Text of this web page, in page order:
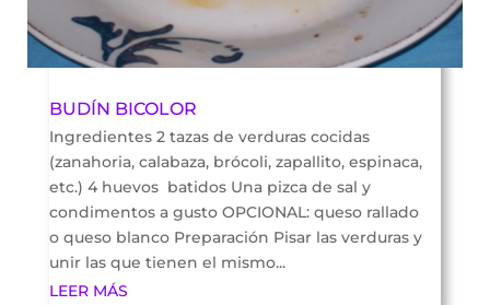
BUDÍN BICOLOR
Ingredientes 2 tazas de verduras cocidas
(zanahoria, calabaza, brócoli, zapallito, espinaca,
etc.) 4 huevos batidos Una pizca de sal y
condimentos a gusto OPCIONAL: queso rallado
o queso blanco Preparación Pisar las verduras y
unir las que tienen el mismo...
LEER MÁS